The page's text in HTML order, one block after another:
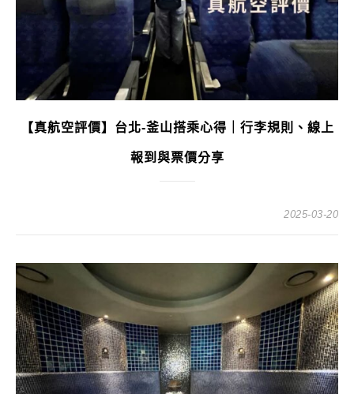
【真航空評價】台北-釜山搭乘心得｜行李規則、線上
報到與票價分享
2025-03-20